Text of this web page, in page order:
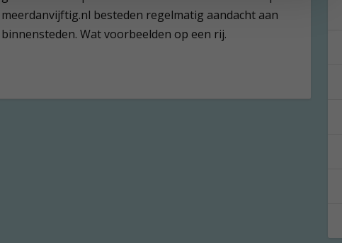
meerdanvijftig.nl besteden regelmatig aandacht aan
binnensteden. Wat voorbeelden op een rij.